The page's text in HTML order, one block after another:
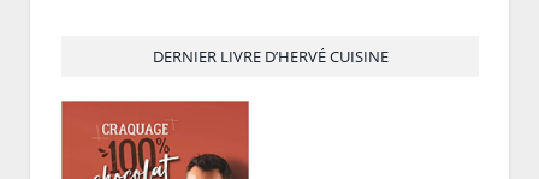
DERNIER LIVRE D’HERVÉ CUISINE